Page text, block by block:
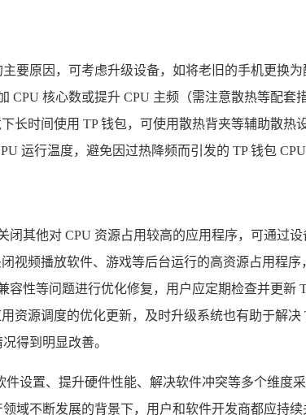
要原因，可考虑升级设备，如将老旧的手机更换
核心数或提升 CPU 主频（需注意散热等配套措
长时间使用 TP 钱包，可使用散热背夹等辅助散热
运行温度，避免因过热降频而引发的 TP 钱包 CPU
其他对 CPU 资源占用较高的应用程序，可通过
频播放软件、游戏等后台运行的高资源占用程序
性等问题进行优化修复，用户应定期检查并更新
源调度的优化更新，及时升级系统也有助于解决
得到明显改善。
设置、提升硬件性能、解决软件冲突等多个维度
域不断发展的背景下，用户和软件开发商都应持